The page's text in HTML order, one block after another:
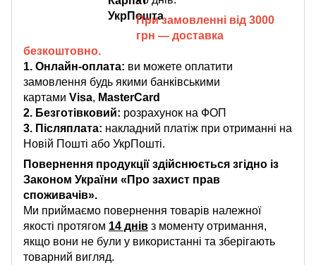
При замовленні від 3000
грн — доставка
безкоштовно.
1. Онлайн-оплата: ви можете оплатити
замовлення будь якими банківськими
картами Visa, MasterCard
2. Безготівковий: розрахунок на ФОП
3. Післяплата: накладний платіж при отриманні на
Новій Пошті або УкрПошті.
Повернення продукції здійснюється згідно із
Законом України «Про захист прав
споживачів».
Ми приймаємо повернення товарів належної
якості протягом 14 днів з моменту отримання,
якщо вони не були у використанні та зберігають
товарний вигляд.